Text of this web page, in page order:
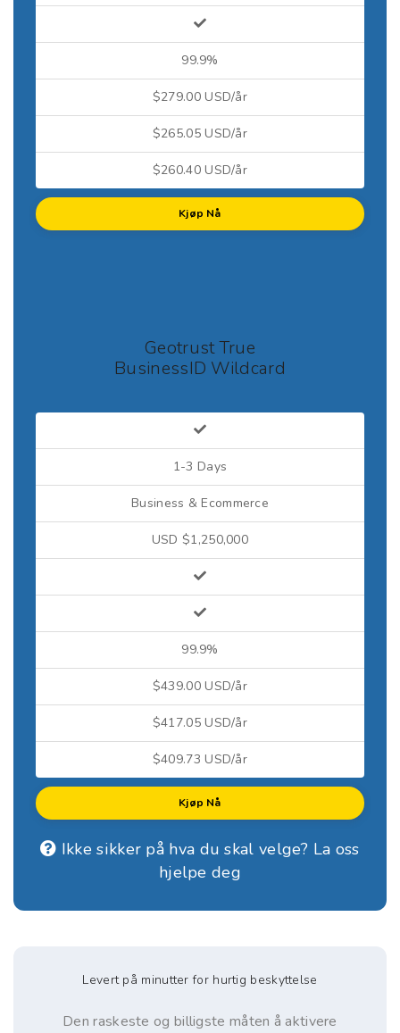
99.9%
$279.00 USD/år
$265.05 USD/år
$260.40 USD/år
Kjøp Nå
Geotrust True
BusinessID Wildcard
1-3 Days
Business & Ecommerce
USD $1,250,000
99.9%
$439.00 USD/år
$417.05 USD/år
$409.73 USD/år
Kjøp Nå
Ikke sikker på hva du skal velge? La oss
hjelpe deg
Levert på minutter for hurtig beskyttelse
Den raskeste og billigste måten å aktivere